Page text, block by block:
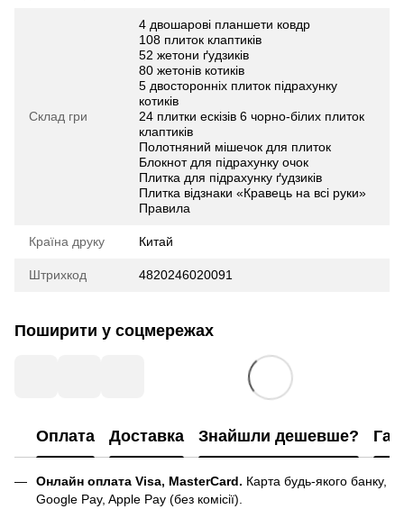
Склад гри
4 двошарові планшети ковдр
108 плиток клаптиків
52 жетони ґудзиків
80 жетонів котиків
5 двосторонніх плиток підрахунку
котиків
24 плитки ескізів 6 чорно-білих плиток
клаптиків
Полотняний мішечок для плиток
Блокнот для підрахунку очок
Плитка для підрахунку ґудзиків
Плитка відзнаки «Кравець на всі руки»
Правила
Країна друку Китай
Штрихкод 4820246020091
Поширити у соцмережах
Оплата Доставка Знайшли дешевше?
Онлайн оплата Visa, MasterCard. Карта будь-якого банку,
Google Pay, Apple Pay (без комісії).